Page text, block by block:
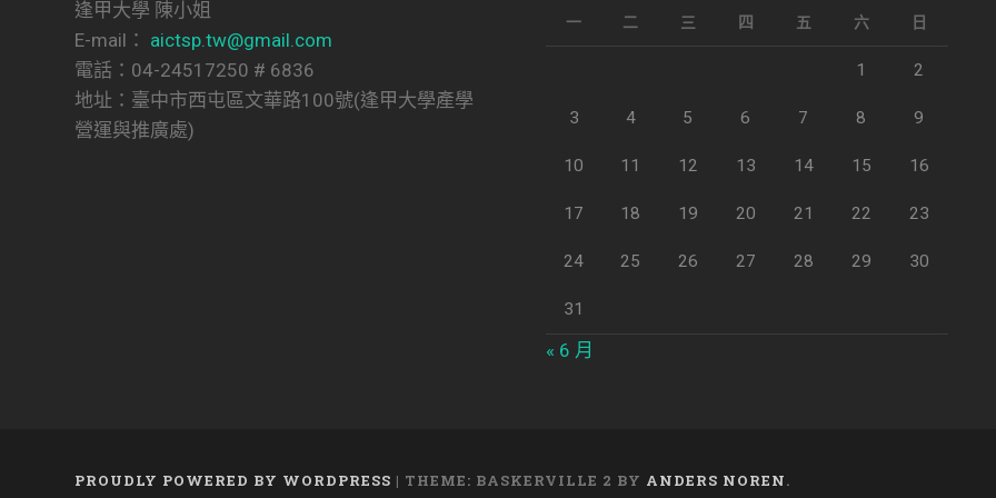
逢甲大學 陳小姐
E-mail： aictsp.tw@gmail.com
電話：04-24517250 # 6836
地址：臺中市西屯區文華路100號(逢甲大學產學
營運與推廣處)
一 二 三 四 五 六 日
1 2
3 4 5 6 7 8 9
10 11 12 13 14 15 16
17 18 19 20 21 22 23
24 25 26 27 28 29 30
31
« 6 月
PROUDLY POWERED BY WORDPRESS | THEME: BASKERVILLE 2 BY ANDERS NOREN.